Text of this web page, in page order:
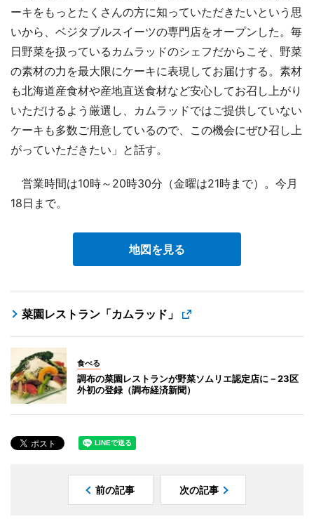
ーキをもっとたくさんの方に知っていただきたいという思
いから、ベジタブルスイーツの専門店をオープンした。毎
日野菜を扱っているカムラッドのシェフだからこそ、野菜
の素材の力を最大限にケーキに表現してお届けする。素材
も北海道産食材や産地直送食材など安心してお召し上がり
いただけるよう厳選し、カムラッドではご提供していない
ケーキも多数ご用意しているので、この機会にぜひ召し上
がっていただきたい」と話す。
営業時間は10時～20時30分（金曜は21時まで）。今月
18日まで。
地図を見る
菜園レストラン「カムラッド」
食べる
調布の菜園レストランが野菜ソムリエ認定店に－23区
外初の登録（調布経済新聞）
前の記事 次の記事